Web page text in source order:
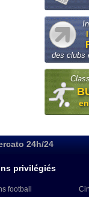
des clubs
24h/24
privilégiés
football